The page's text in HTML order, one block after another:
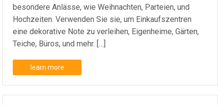
besondere Anlässe, wie Weihnachten, Parteien, und
Hochzeiten. Verwenden Sie sie, um Einkaufszentren
eine dekorative Note zu verleihen, Eigenheime, Gärten,
Teiche, Büros, und mehr. […]
learn more